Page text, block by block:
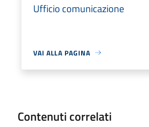
Ufficio comunicazione
VAI ALLA PAGINA
Contenuti correlati